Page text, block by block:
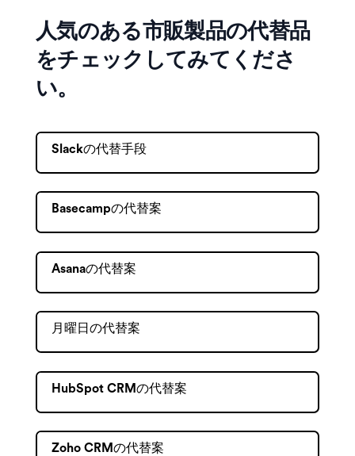
人気のある市販製品の代替品
をチェックしてみてくださ
い。
Slackの代替手段
Basecampの代替案
Asanaの代替案
月曜日の代替案
HubSpot CRMの代替案
Zoho CRMの代替案